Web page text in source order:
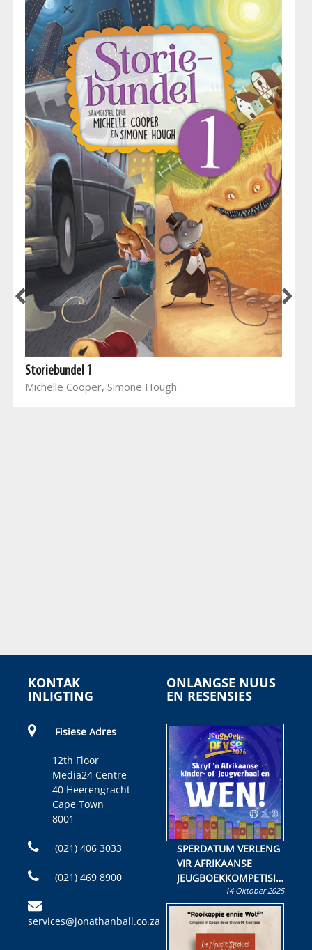
Storiebundel 1
Michelle Cooper, Simone Hough
KONTAK
INLIGTING
Fisiese Adres
12th Floor
Media24 Centre
40 Heerengracht
Cape Town
8001
(021) 406 3033
(021) 469 8900
services@jonathanball.co.za
ONLANGSE NUUS
EN RESENSIES
SPERDATUM VERLENG
VIR AFRIKAANSE
JEUGBOEKKOMPETISIE
Skryf ’n jeugboek of
kinderboek en staan ’n
kans om R50 000 te
wen!
14 Oktober 2025